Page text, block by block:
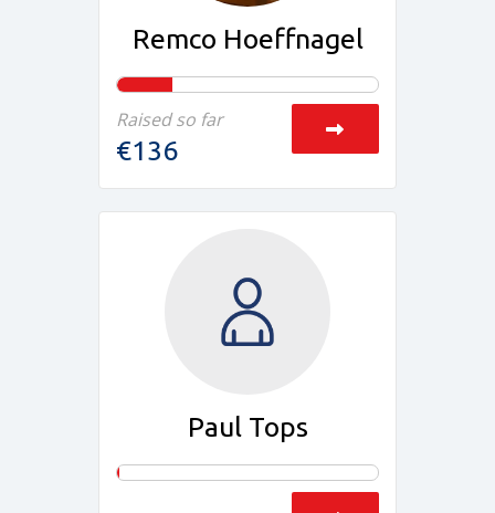
Remco Hoeffnagel
Raised so far
€136
Paul Tops